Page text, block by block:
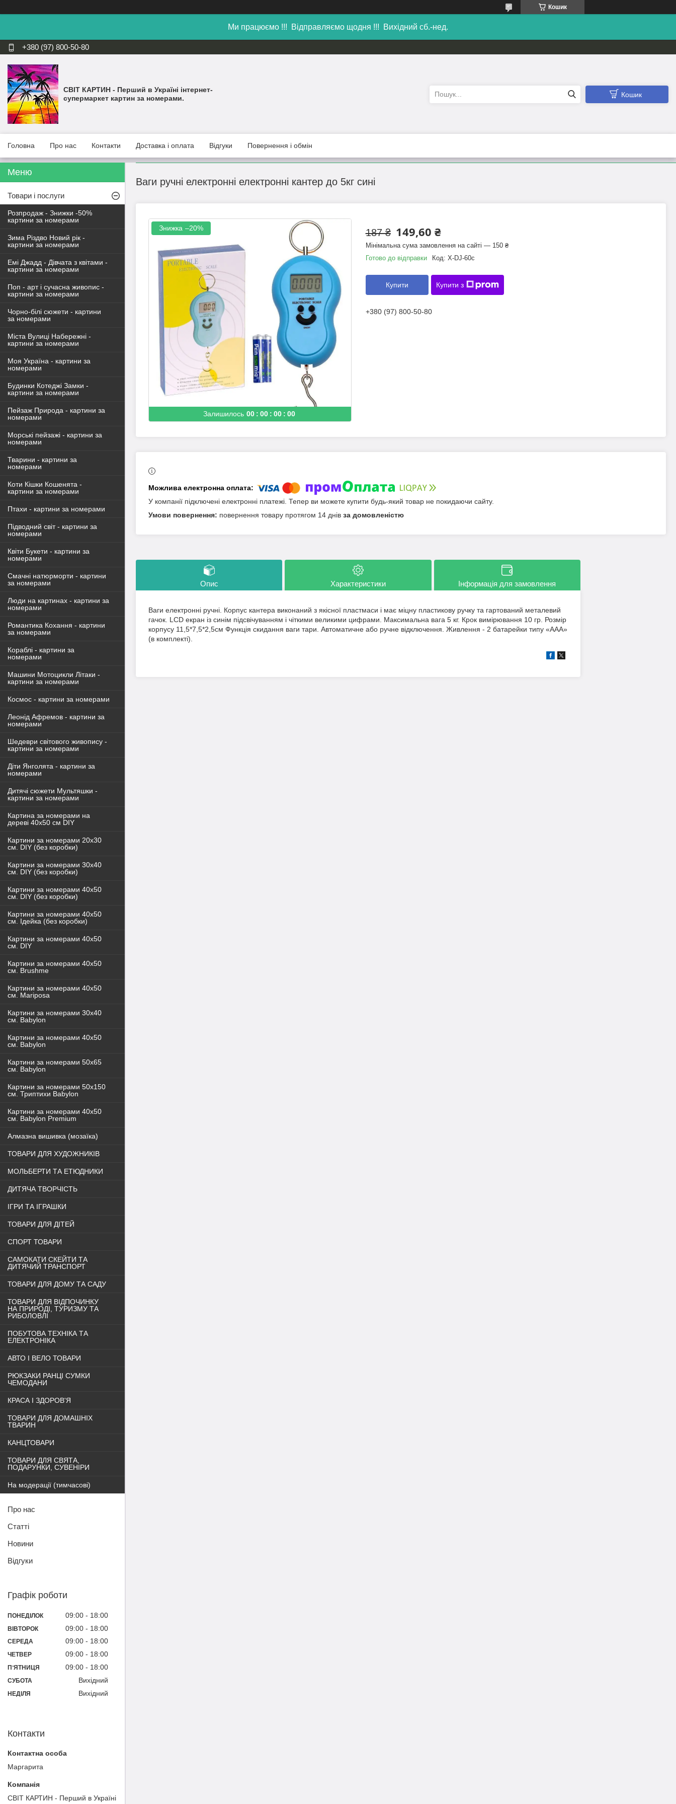
Кошик
Ми працюємо !!! Відправляємо щодня !!! Вихідний сб.-нед.
+380 (97) 800-50-80
СВІТ КАРТИН - Перший в Україні інтернет-
супермаркет картин за номерами.
Кошик
Головна Про нас Контакти Доставка і оплата Відгуки Повернення і обмін
Ваги ручні електронні електронні кантер до 5кг сині
Залишилось 00 00 00 00
–20% 187 ₴ 149,60 ₴
Мінімальна сума замовлення на сайті — 150 ₴
Готово до відправки
Код: Х-DJ-60с
Купити Купити з
+380 (97) 800-50-80
У компанії підключені електронні платежі. Тепер ви можете купити будь-який товар не покидаючи сайту.
повернення товару протягом 14 днів за домовленістю
Опис Характеристики Інформація для замовлення
Ваги електронні ручні. Корпус кантера виконаний з якісної пластмаси і має міцну пластикову ручку та гартований металевий
гачок. LCD екран із синім підсвічуванням і чіткими великими цифрами. Максимальна вага 5 кг. Крок вимірювання 10 гр. Розмір
корпусу 11,5*7,5*2,5см Функція скидання ваги тари. Автоматичне або ручне відключення. Живлення - 2 батарейки типу «ААА»
(в комплекті).
Товари і послуги
Розпродаж - Знижки -50%
картини за номерами
Зима Різдво Новий рік -
картини за номерами
Емі Джадд - Дівчата з квітами -
картини за номерами
Поп - арт і сучасна живопис -
картини за номерами
Чорно-білі сюжети - картини
за номерами
Міста Вулиці Набережні -
картини за номерами
Моя Україна - картини за
номерами
Будинки Котеджі Замки -
картини за номерами
Пейзаж Природа - картини за
номерами
Морські пейзажі - картини за
номерами
Тварини - картини за
номерами
Коти Кішки Кошенята -
картини за номерами
Птахи - картини за номерами
Підводний світ - картини за
номерами
Квіти Букети - картини за
номерами
Смачні натюрморти - картини
за номерами
Люди на картинах - картини за
номерами
Романтика Кохання - картини
за номерами
Кораблі - картини за
номерами
Машини Мотоцикли Літаки -
картини за номерами
Космос - картини за номерами
Леонід Афремов - картини за
номерами
Шедеври світового живопису -
картини за номерами
Діти Янголята - картини за
номерами
Дитячі сюжети Мультяшки -
картини за номерами
Картина за номерами на
дереві 40х50 см DIY
Картини за номерами 20х30
см. DIY (без коробки)
Картини за номерами 30х40
см. DIY (без коробки)
Картини за номерами 40х50
см. DIY (без коробки)
Картини за номерами 40x50
см. Ідейка (без коробки)
Картини за номерами 40х50
см. DIY
Картини за номерами 40х50
см. Brushme
Картини за номерами 40х50
см. Mariposa
Картини за номерами 30х40
см. Babylon
Картини за номерами 40х50
см. Babylon
Картини за номерами 50х65
см. Babylon
Картини за номерами 50х150
см. Триптихи Babylon
Картини за номерами 40х50
см. Babylon Premium
Алмазна вишивка (мозаїка)
ТОВАРИ ДЛЯ ХУДОЖНИКІВ
МОЛЬБЕРТИ ТА ЕТЮДНИКИ
ДИТЯЧА ТВОРЧІСТЬ
ІГРИ ТА ІГРАШКИ
ТОВАРИ ДЛЯ ДІТЕЙ
СПОРТ ТОВАРИ
САМОКАТИ СКЕЙТИ ТА
ДИТЯЧИЙ ТРАНСПОРТ
ТОВАРИ ДЛЯ ДОМУ ТА САДУ
ТОВАРИ ДЛЯ ВІДПОЧИНКУ
НА ПРИРОДІ, ТУРИЗМУ ТА
РИБОЛОВЛІ
ПОБУТОВА ТЕХНІКА ТА
ЕЛЕКТРОНІКА
АВТО І ВЕЛО ТОВАРИ
РЮКЗАКИ РАНЦІ СУМКИ
ЧЕМОДАНИ
КРАСА І ЗДОРОВ'Я
ТОВАРИ ДЛЯ ДОМАШНІХ
ТВАРИН
КАНЦТОВАРИ
ТОВАРИ ДЛЯ СВЯТА,
ПОДАРУНКИ, СУВЕНІРИ
На модерації (тимчасові)
Про нас
Статті
Новини
Відгуки
Графік роботи
ПОНЕДІЛОК 09:00 18:00
ВІВТОРОК 09:00 18:00
СЕРЕДА 09:00 18:00
ЧЕТВЕР 09:00 18:00
ПʼЯТНИЦЯ 09:00 18:00
СУБОТА Вихідний
НЕДІЛЯ Вихідний
Контакти
Маргарита
СВІТ КАРТИН - Перший в Україні